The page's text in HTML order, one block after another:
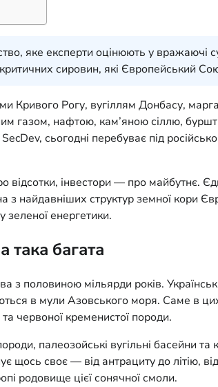
яке експерти оцінюють у
сировин, які Європейський
Кривого Рогу, вугіллям Донбасу,
газом, нафтою, кам’яною сіллю,
сьогодні перебуває під
інвестори — про майбутнє.
найдавніших структур земної кори
зеленої енергетики.
така багата
з половиною мільярди років.
в мули Азовського моря. Саме в
червоної кременистої породи.
палеозойські вугільні басейни
щось своє — від антрациту до літію,
родовище цієї сонячної смоли.